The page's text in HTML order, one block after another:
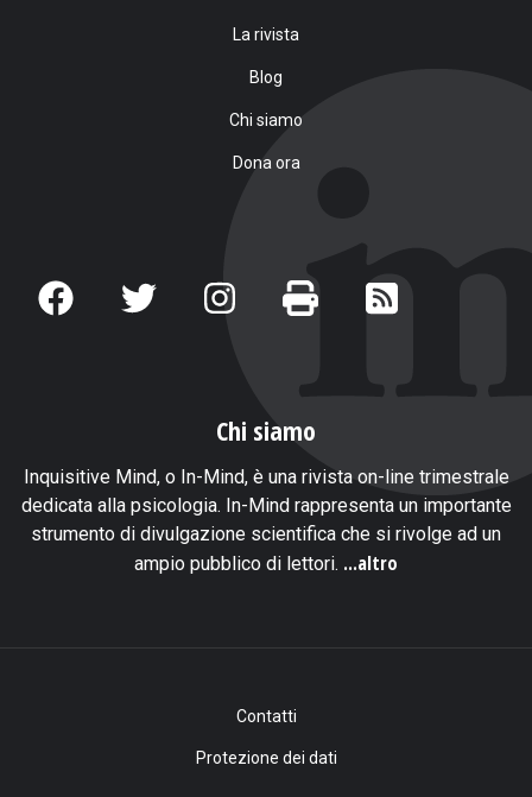
La rivista
Blog
Chi siamo
Dona ora
Chi siamo
Inquisitive Mind, o In-Mind, è una rivista on-line trimestrale
dedicata alla psicologia. In-Mind rappresenta un importante
strumento di divulgazione scientifica che si rivolge ad un
ampio pubblico di lettori. ...altro
Contatti
Protezione dei dati